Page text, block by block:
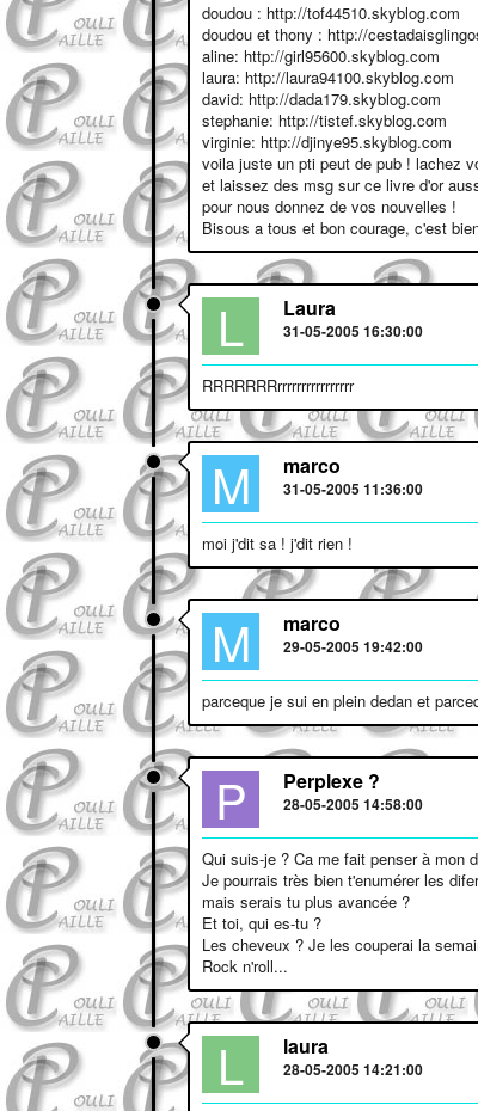
doudou : http://tof44510.skyblog.com
doudou et thony : http://
aline: http://girl95600.skyblog.com
laura: http://laura94100.skyblog.com
david: http://dada179.skyblog.com
stephanie: http://tistef.skyblog.com
virginie: http://djinye95.skyblog.com
voila juste un pti peut de pub ! lachez
et laissez des msg sur ce livre d'or
pour nous donnez de vos nouvelles !
Bisous a tous et bon courage, c'est
L Laura
31-05-2005 16:30:00
RRRRRRRrrrrrrrrrrrrrrrr
M marco
31-05-2005 11:36:00
moi j'dit sa ! j'dit rien !
M marco
29-05-2005 19:42:00
parceque je sui en plein dedan et
P Perplexe ?
28-05-2005 14:58:00
Qui suis-je ? Ca me fait penser à mon
Je pourrais très bien t'enumérer les
mais serais tu plus avancée ?
Et toi, qui es-tu ?
Les cheveux ? Je les couperai la
Rock n'roll...
L laura
28-05-2005 14:21:00